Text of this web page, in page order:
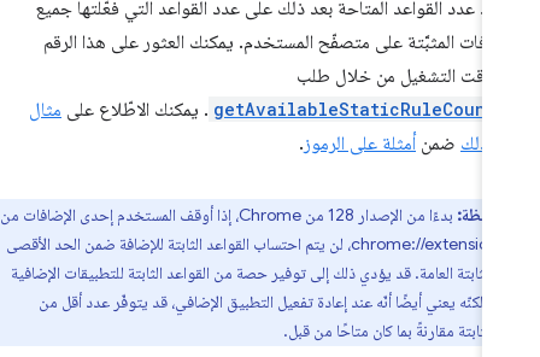
عدد القواعد المتاحة بعد ذلك على عدد القواعد التي فعّلتها جميع
المثبَّتة على متصفّح المستخدم. يمكنك العثور على هذا الرقم
وقت التشغيل من خلال طلب
. يمكنك الاطّلاع على مثال
ضمنأمثلة على الرموز.
بدءًا من الإصدار 128 من Chrome، إذا أوقف المستخدم إحدى الإضافات من
خلال chrome://extensions، لن يتم احتساب القواعد الثابتة للإضافة ضمن الحد الأقصى
الثابتة العامة. قد يؤدي ذلك إلى توفير حصة من القواعد الثابتة للتطبيقات الإضافية
ولكنّه يعني أيضًا أنّه عند إعادة تفعيل التطبيق الإضافي، قد يتوفّر عدد أقل من
الثابتة مقارنةً بما كان متاحًا من قبل.